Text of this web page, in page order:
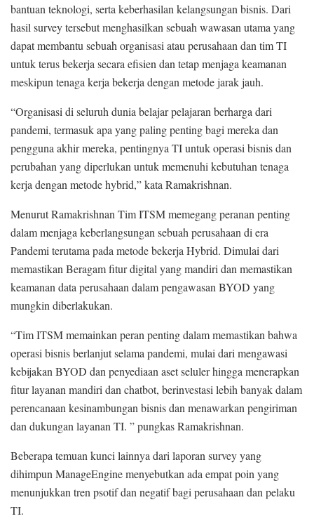
bantuan teknologi, serta keberhasilan kelangsungan bisnis. Dari
hasil survey tersebut menghasilkan sebuah wawasan utama yang
dapat membantu sebuah organisasi atau perusahaan dan tim TI
untuk terus bekerja secara efisien dan tetap menjaga keamanan
meskipun tenaga kerja bekerja dengan metode jarak jauh.
“Organisasi di seluruh dunia belajar pelajaran berharga dari
pandemi, termasuk apa yang paling penting bagi mereka dan
pengguna akhir mereka, pentingnya TI untuk operasi bisnis dan
perubahan yang diperlukan untuk memenuhi kebutuhan tenaga
kerja dengan metode hybrid,” kata Ramakrishnan.
Menurut Ramakrishnan Tim ITSM memegang peranan penting
dalam menjaga keberlangsungan sebuah perusahaan di era
Pandemi terutama pada metode bekerja Hybrid. Dimulai dari
memastikan Beragam fitur digital yang mandiri dan memastikan
keamanan data perusahaan dalam pengawasan BYOD yang
mungkin diberlakukan.
“Tim ITSM memainkan peran penting dalam memastikan bahwa
operasi bisnis berlanjut selama pandemi, mulai dari mengawasi
kebijakan BYOD dan penyediaan aset seluler hingga menerapkan
fitur layanan mandiri dan chatbot, berinvestasi lebih banyak dalam
perencanaan kesinambungan bisnis dan menawarkan pengiriman
dan dukungan layanan TI. ” pungkas Ramakrishnan.
Beberapa temuan kunci lainnya dari laporan survey yang
dihimpun ManageEngine menyebutkan ada empat poin yang
menunjukkan tren psotif dan negatif bagi perusahaan dan pelaku
TI.